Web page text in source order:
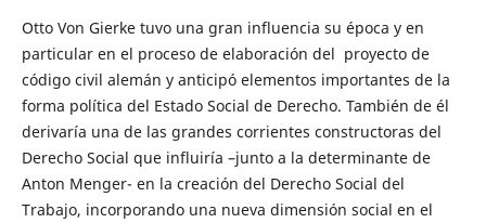
Otto Von Gierke tuvo una gran influencia su época y en
particular en el proceso de elaboración del proyecto de
código civil alemán y anticipó elementos importantes de la
forma política del Estado Social de Derecho. También de él
derivaría una de las grandes corrientes constructoras del
Derecho Social que influiría –junto a la determinante de
Anton Menger- en la creación del Derecho Social del
Trabajo, incorporando una nueva dimensión social en el